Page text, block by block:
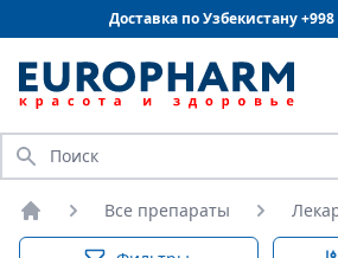
Доставка по Узбекистану +998
Искать
Главная
Все препараты
Сердечно-сосудистая системаДля